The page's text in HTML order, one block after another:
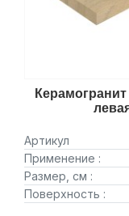
Артикул
Применение :
Размер, см :
Поверхность :